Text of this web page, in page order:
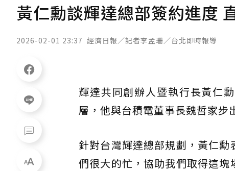
黃仁勳談輝達總部簽約進度
2026-02-01 23:37 經濟日報／記者李孟珊／台北即時報導
輝達共同創辦人暨執行長黃仁
層，他與台積電董事長魏哲家步
針對台灣輝達總部規劃，黃仁
們很大的忙，協助我們取得這